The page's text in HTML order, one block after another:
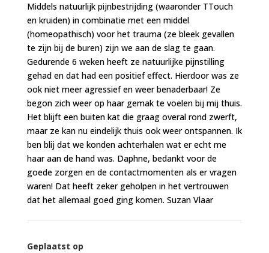
Middels natuurlijk pijnbestrijding (waaronder TTouch
en kruiden) in combinatie met een middel
(homeopathisch) voor het trauma (ze bleek gevallen
te zijn bij de buren) zijn we aan de slag te gaan.
Gedurende 6 weken heeft ze natuurlijke pijnstilling
gehad en dat had een positief effect. Hierdoor was ze
ook niet meer agressief en weer benaderbaar! Ze
begon zich weer op haar gemak te voelen bij mij thuis.
Het blijft een buiten kat die graag overal rond zwerft,
maar ze kan nu eindelijk thuis ook weer ontspannen. Ik
ben blij dat we konden achterhalen wat er echt me
haar aan de hand was. Daphne, bedankt voor de
goede zorgen en de contactmomenten als er vragen
waren! Dat heeft zeker geholpen in het vertrouwen
dat het allemaal goed ging komen. Suzan Vlaar
Geplaatst op